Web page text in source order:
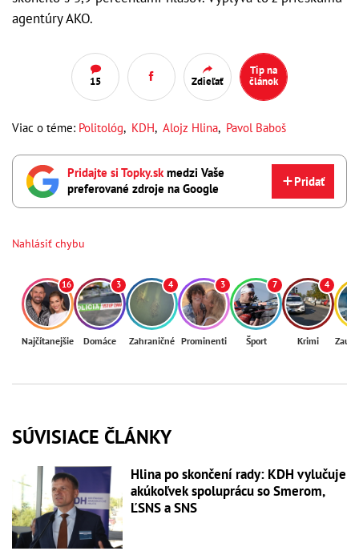
agentúry AKO.
15 Zdieľať
Tip na
článok
Viac o téme: Politológ, KDH, Alojz Hlina, Pavol Baboš
Pridajte si Topky.skmedzi Vaše
preferované zdroje na Google
Pridať
Nahlásiť chybu
16
Najčítanejšie
3
Domáce
4
Zahraničné
3
Prominenti
7
Šport
4
Krimi
SÚVISIACE ČLÁNKY
Hlina po skončení rady: KDH vylučuje
akúkoľvek spoluprácu so Smerom,
ĽSNS a SNS